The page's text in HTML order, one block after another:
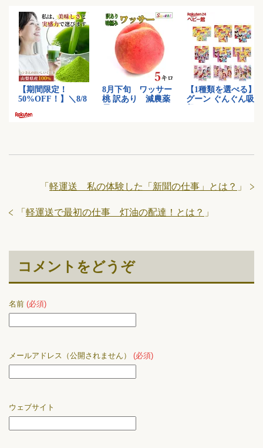
「 軽運送 私の体験した「新聞の仕事」とは？ 」
「 軽運送で最初の仕事 灯油の配達！とは？ 」
コメントをどうぞ
名前 (必須)
メールアドレス（公開されません） (必須)
ウェブサイト